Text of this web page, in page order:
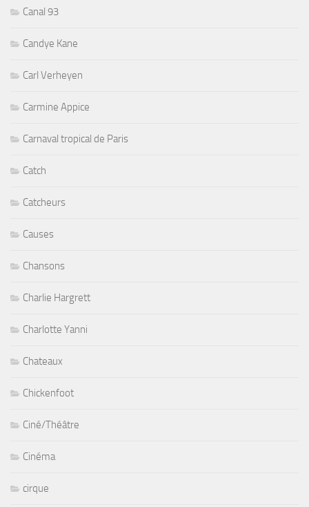
Canal 93
Candye Kane
Carl Verheyen
Carmine Appice
Carnaval tropical de Paris
Catch
Catcheurs
Causes
Chansons
Charlie Hargrett
Charlotte Yanni
Chateaux
Chickenfoot
Ciné/Théâtre
Cinéma
cirque